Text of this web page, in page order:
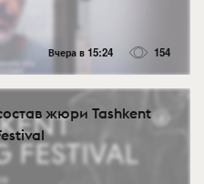
Вчера в 15:24 154
жюри Tashkent